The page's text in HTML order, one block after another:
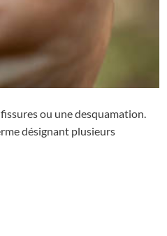
ou une desquamation.
désignant plusieurs